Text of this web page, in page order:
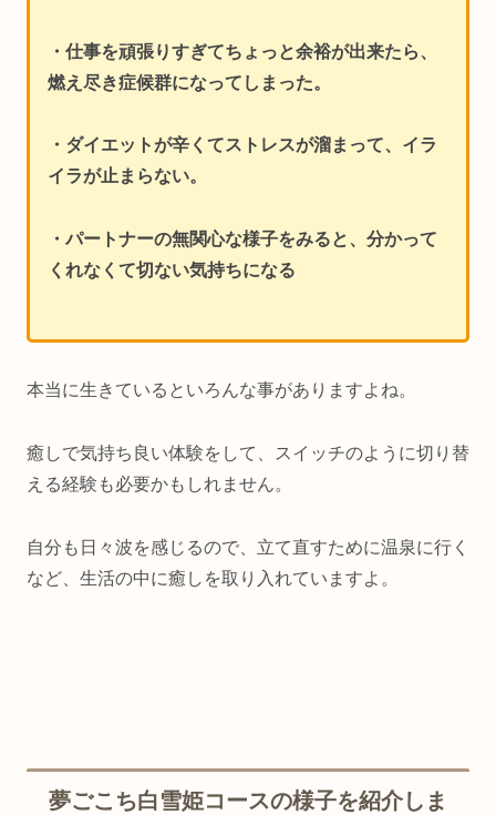
・仕事を頑張りすぎてちょっと余裕が出来たら、
燃え尽き症候群になってしまった。
・ダイエットが辛くてストレスが溜まって、イラ
イラが止まらない。
・パートナーの無関心な様子をみると、分かって
くれなくて切ない気持ちになる
本当に生きているといろんな事がありますよね。
癒しで気持ち良い体験をして、スイッチのように切り替
える経験も必要かもしれません。
自分も日々波を感じるので、立て直すために温泉に行く
など、生活の中に癒しを取り入れていますよ。
夢ごこち白雪姫コースの様子を紹介しま